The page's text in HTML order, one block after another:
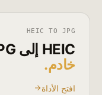
HEIC TO JPG
خادم.
افتح الأداة